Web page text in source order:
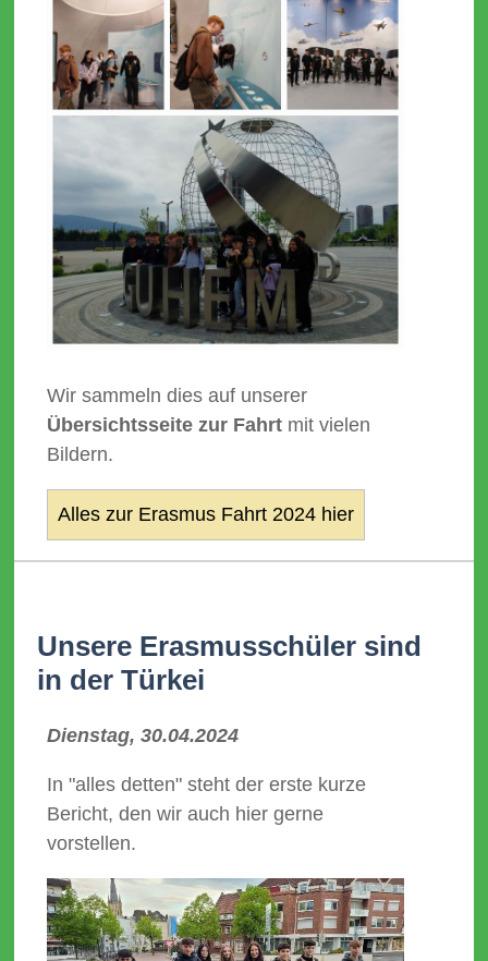
Wir sammeln dies auf unserer
Übersichtsseite zur Fahrtmit vielen
Bildern.
Alles zur Erasmus Fahrt 2024 hier
Unsere Erasmusschüler sind
in der Türkei
Dienstag, 30.04.2024
In "alles detten" steht der erste kurze
Bericht, den wir auch hier gerne
vorstellen.